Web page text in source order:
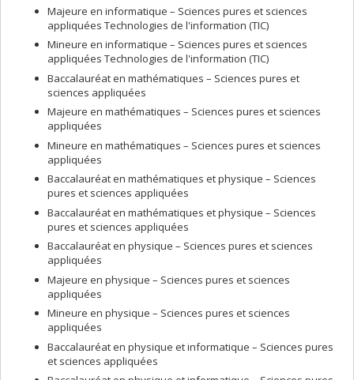
Majeure en informatique – Sciences pures et sciences
appliquées Technologies de l'information (TIC)
Mineure en informatique – Sciences pures et sciences
appliquées Technologies de l'information (TIC)
Baccalauréat en mathématiques – Sciences pures et
sciences appliquées
Majeure en mathématiques – Sciences pures et sciences
appliquées
Mineure en mathématiques – Sciences pures et sciences
appliquées
Baccalauréat en mathématiques et physique – Sciences
pures et sciences appliquées
Baccalauréat en mathématiques et physique – Sciences
pures et sciences appliquées
Baccalauréat en physique – Sciences pures et sciences
appliquées
Majeure en physique – Sciences pures et sciences
appliquées
Mineure en physique – Sciences pures et sciences
appliquées
Baccalauréat en physique et informatique – Sciences pures
et sciences appliquées